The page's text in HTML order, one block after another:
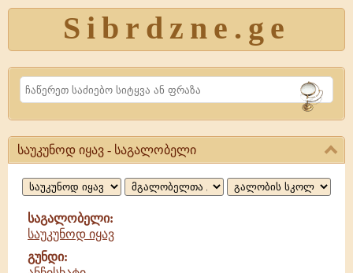
Sibrdzne.ge
Search
საუკუნოდ
იყავ,
საგალობელი
საუკუნოდ იყავ - საგალობელი
საგალობელი:
საუკუნოდ იყავ
გუნდი: